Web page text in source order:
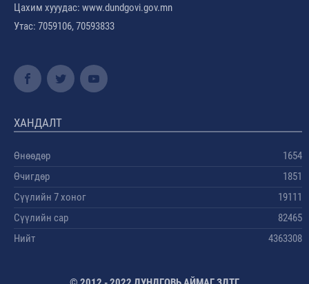
Цахим хууудас: www.dundgovi.gov.mn
Утас: 7059106, 70593833
ХАНДАЛТ
Өнөөдөр
1654
Өчигдөр
1851
Сүүлийн 7 хоног
19111
Сүүлийн сар
82465
Нийт
4363308